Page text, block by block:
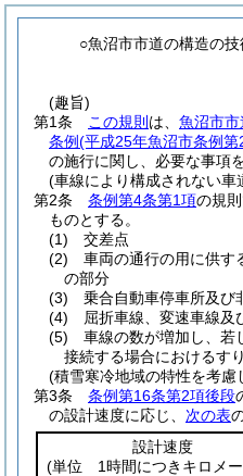
○魚沼市市道の構造の
(趣旨)
第1条
この規則 は、 魚沼市
条例(平成25年魚沼市条例
の施行に関し、必要な事項
(車線により構成されない車
第2条
条例第4条第1項の規
ものとする。
(1)
交差点
(2)
車両の通行の用に供す
の部分
(3)
乗合自動車停車所及び
(4)
屈折車線、変速車線及
(5)
車線の数が増加し、若
接続する場合におけるす
(積雪寒冷地域の特性を考慮
第3条
条例第16条第2項後段
の設計速度に応じ、 次の表
設計速度
(単位 1時間につきキロメ